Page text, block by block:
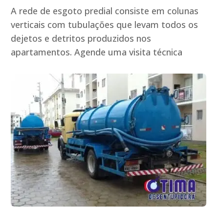
A rede de esgoto predial consiste em colunas
verticais com tubulações que levam todos os
dejetos e detritos produzidos nos
apartamentos. Agende uma visita técnica